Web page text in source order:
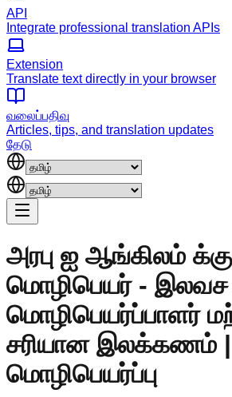
API
Integrate professional translation APIs
Extension
Translate text directly in your browser
வலைப்பதிவு
Articles, tips, and translation updates
தேடு
அரபு ஐ ஆங்கிலம் க்கு
மொழிபெயர் -
மொழிபெயர்ப்பாளர்
சரியான இலக்கணம் |
மொழிபெயர்ப்பு